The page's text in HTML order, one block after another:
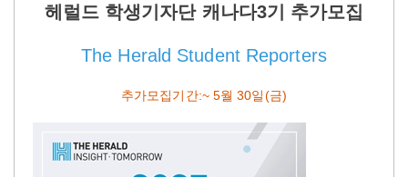
헤럴드 학생기자단 캐나다3기 추가모집
The Herald Student Reporters
추가모집기간:~ 5월 30일(금)